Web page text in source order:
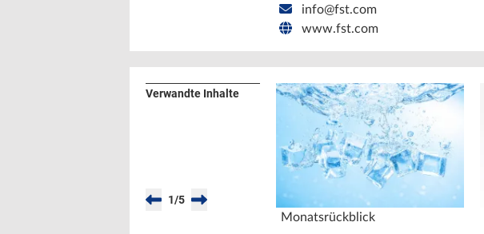
info@fst.com
www.fst.com
Verwandte Inhalte
1/5
Monatsrückblick